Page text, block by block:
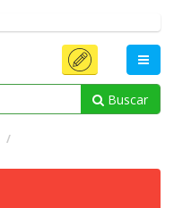
Buscar